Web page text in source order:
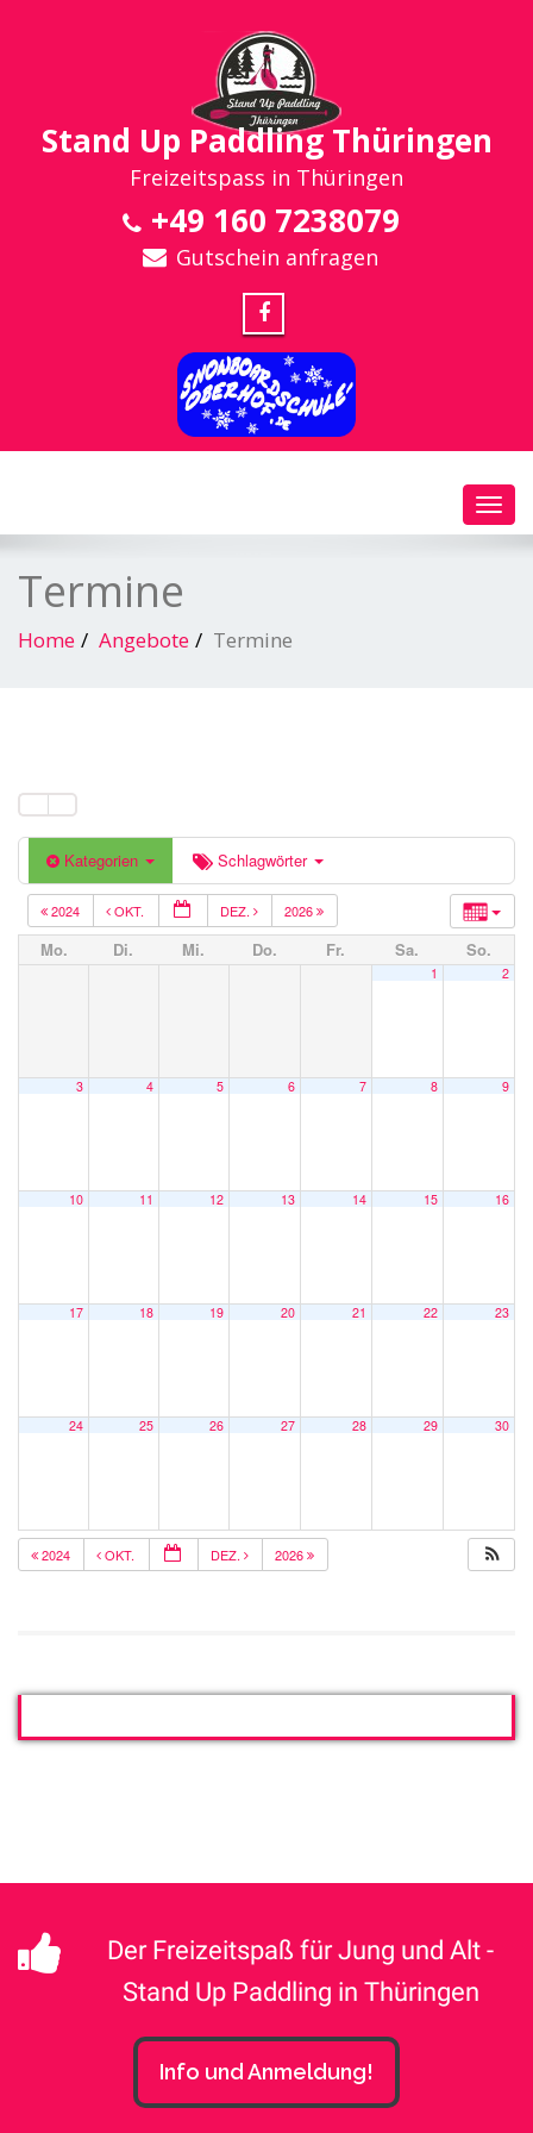
Stand Up Paddling Thüringen
Freizeitspass in Thüringen
+49 160 7238079
Gutschein anfragen
Termine
Home Angebote Termine
Kategorien Schlagwörter
2024 OKT. DEZ. 2026
Mo. Di. Mi. Do. Fr. Sa. So.
1 2
3 4 5 6 7 8 9
10 11 12 13 14 15 16
17 18 19 20 21 22 23
24 25 26 27 28 29 30
2024 OKT. DEZ. 2026
Der Freizeitspaß für Jung und Alt -
Stand Up Paddling in Thüringen
Info und Anmeldung!